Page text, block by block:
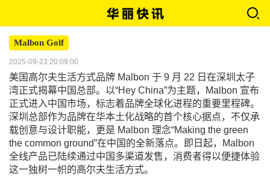
Malbon Golf
2025-09-23 20:09:00
美国高尔夫生活方式品牌 Malbon 于 9 月 22 日在深圳太子
湾正式揭幕中国总部。以“Hey China”为主题，Malbon 宣布
正式进入中国市场，标志着品牌全球化进程的重要里程碑。
深圳总部作为品牌在华本土化战略的首个核心据点，不仅承
载创意与设计职能，更是 Malbon 理念“Making the green
the common ground”在中国的全新落点。即日起，Malbon
全线产品已陆续通过中国多渠道发售，消费者得以便捷体验
这一独树一帜的高尔夫生活方式。